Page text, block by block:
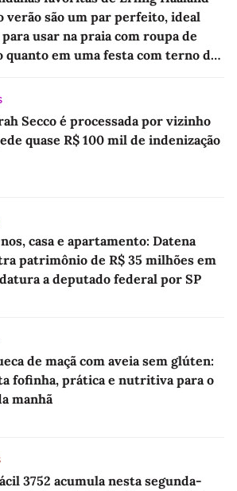
verão são um par perfeito, ideal
usar na praia com roupa de
quanto em uma festa com terno de
Secco é processada por vizinho
quase R$ 100 mil de indenização
casa e apartamento: Datena
patrimônio de R$ 35 milhões em
a deputado federal por SP
de maçã com aveia sem glúten:
fofinha, prática e nutritiva para o
manhã
3752 acumula nesta segunda-